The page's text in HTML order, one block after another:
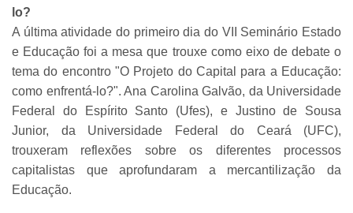
lo?
A última atividade do primeiro dia do VII Seminário Estado
e Educação foi a mesa que trouxe como eixo de debate o
tema do encontro "O Projeto do Capital para a Educação:
como enfrentá-lo?". Ana Carolina Galvão, da Universidade
Federal do Espírito Santo (Ufes), e Justino de Sousa
Junior, da Universidade Federal do Ceará (UFC),
trouxeram reflexões sobre os diferentes processos
capitalistas que aprofundaram a mercantilização da
Educação.